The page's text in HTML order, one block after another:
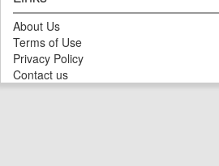
About Us
Terms of Use
Privacy Policy
Contact us